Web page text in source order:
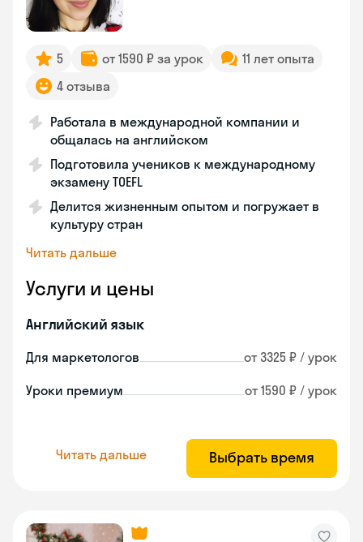
5 от 1590 ₽ за урок
11 лет опыта
4 отзыва
Работала в международной компании и
общалась на английском
Подготовила учеников к международному
экзамену TOEFL
Делится жизненным опытом и погружает в
культуру стран
Читать дальше
Услуги и цены
Английский язык
Для маркетологов от 3325 ₽ / урок
Уроки премиум от 1590 ₽ / урок
Читать дальше Выбрать время